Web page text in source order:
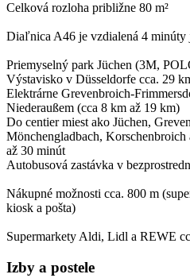
Celková rozloha približne 80 m²
Diaľnica A46 je vzdialená 4 minúty
Priemyselný park Jüchen (3M,
Výstavisko v Düsseldorfe cca. 29
Elektrárne Grevenbroich-
Niederaußem (cca 8 km až 19 km)
Do centier miest ako Jüchen,
Mönchengladbach, Korschenbroich
až 30 minút
Autobusová zastávka v
Nákupné možnosti cca. 800 m
kiosk a pošta)
Supermarkety Aldi, Lidl a REWE
Izby a postele